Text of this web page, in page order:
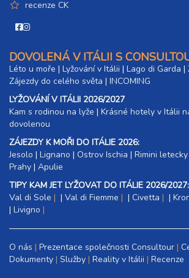
recenze CK
DOVOLENÁ V ITÁLII S
Léto u moře | Lyžování v Itálii | Lago di Garda |
Zájezdy do celého světa | INCOMING
LYŽOVÁNÍ V ITÁLII 2026/2027
Kam s rodinou na lyže |​ Krásné hotely v Itálii
dovolenou
ZÁJEZDY K MOŘI DO ITÁLIE 2026:
Jesolo | Lignano | Ostrov Ischia | Rimini letecky
Prahy | Apulie
TIPY KAM JET LYŽOVAT DO ITÁLIE 2026/2027:
Val di Sole
| Val di Fiemme | Civetta |
| Livigno
O nás Prezentace společnosti Consultour
Dokumenty Služby Reality v Itálii Recenze